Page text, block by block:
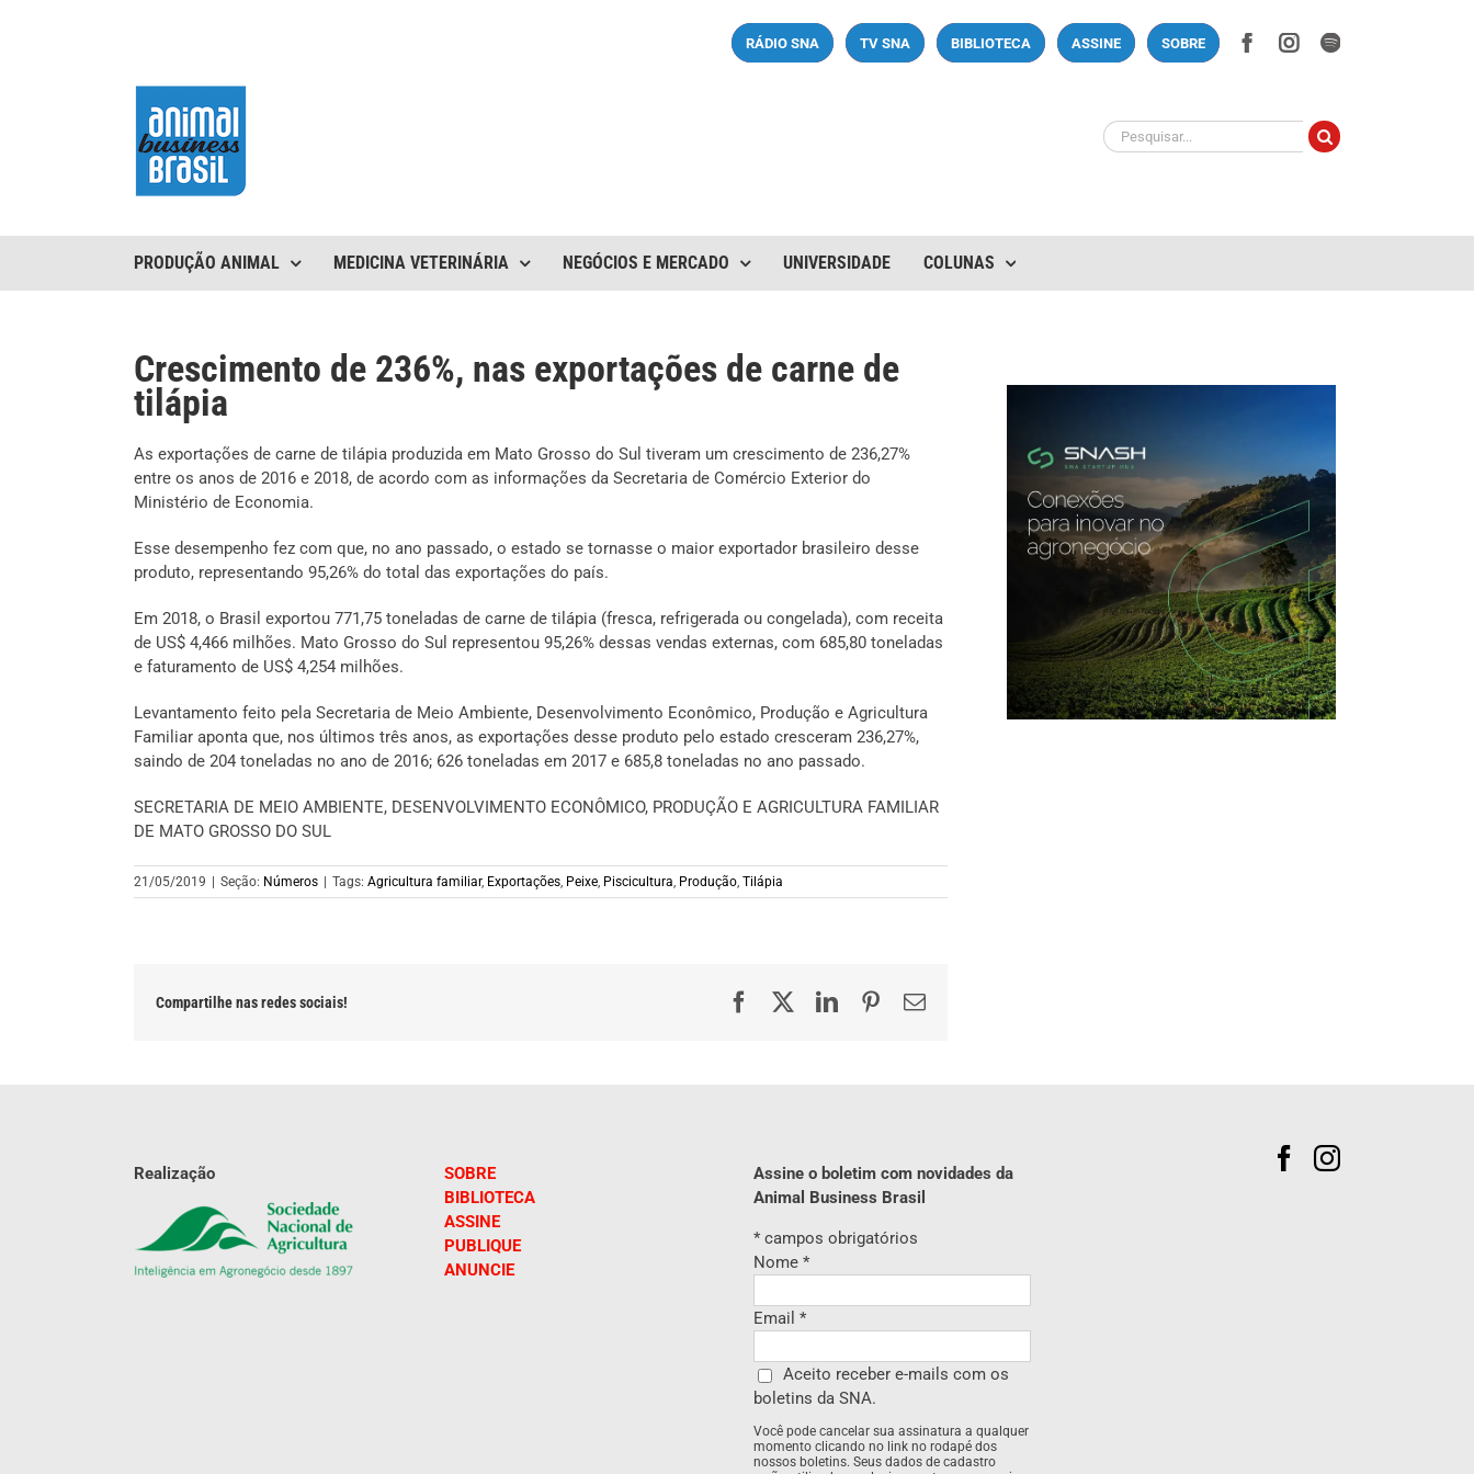
RÁDIO SNA TV SNA BIBLIOTECA ASSINE SOBRE Facebook
Instagram
Spotify
Buscar
resultados
PRODUÇÃO ANIMAL MEDICINA VETERINÁRIA NEGÓCIOS E MERCADO UNIVERSIDADE COLUNAS
Crescimento de 236%, nas exportações de carne de
tilápia
As exportações de carne de tilápia produzida em Mato Grosso do Sul tiveram um crescimento de 236,27%
entre os anos de 2016 e 2018, de acordo com as informações da Secretaria de Comércio Exterior do
Ministério de Economia.
Esse desempenho fez com que, no ano passado, o estado se tornasse o maior exportador brasileiro desse
produto, representando 95,26% do total das exportações do país.
Em 2018, o Brasil exportou 771,75 toneladas de carne de tilápia (fresca, refrigerada ou congelada), com receita
de US$ 4,466 milhões. Mato Grosso do Sul representou 95,26% dessas vendas externas, com 685,80 toneladas
e faturamento de US$ 4,254 milhões.
Levantamento feito pela Secretaria de Meio Ambiente, Desenvolvimento Econômico, Produção e Agricultura
Familiar aponta que, nos últimos três anos, as exportações desse produto pelo estado cresceram 236,27%,
saindo de 204 toneladas no ano de 2016; 626 toneladas em 2017 e 685,8 toneladas no ano passado.
SECRETARIA DE MEIO AMBIENTE, DESENVOLVIMENTO ECONÔMICO, PRODUÇÃO E AGRICULTURA FAMILIAR
DE MATO GROSSO DO SUL
21/05/2019 Seção: Números Tags: Agricultura familiar, Exportações, Peixe, Piscicultura, Produção, Tilápia
Compartilhe nas redes sociais! FacebookLinkedInPinterest
E-
Realização
SOBRE
BIBLIOTECA
ASSINE
PUBLIQUE
ANUNCIE
Assine o boletim com novidades da
Animal Business Brasil
* campos obrigatórios
Nome *
Email *
Aceito receber e-mails com os
boletins da SNA.
Você pode cancelar sua assinatura a qualquer
momento clicando no link no rodapé dos
nossos boletins. Seus dados de cadastro